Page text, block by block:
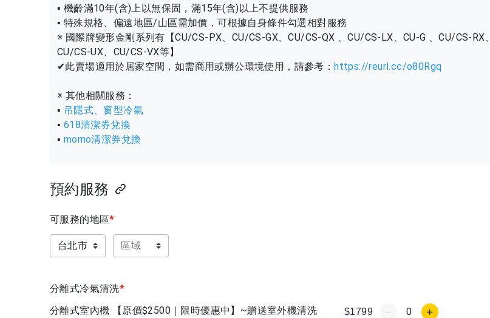
▪ 機齡滿10年(含)上以無保固，滿15年(含)以上不提供服務
▪ 特殊規格、偏遠地區/山區需加價，可根據自身條件勾選相對服務
※ 國際牌變形金剛系列有【CU/CS-PX、CU/CS-GX、CU/CS-QX 、CU/CS-LX、CU-G 、CU/CS-RX、
CU/CS-UX、CU/CS-VX等】
✔此賣場適用於居家空間，如需商用或辦公環境使用，請參考：https://reurl.cc/o80Rgq
※ 其他相關服務：
▪ 吊隱式、窗型冷氣
▪ 618清潔券兌換
▪ momo清潔券兌換
預約服務
可服務的地區*
分離式冷氣清洗*
分離式室內機 【原價$2500｜限時優惠中】~贈送室外機清洗
$1799 0